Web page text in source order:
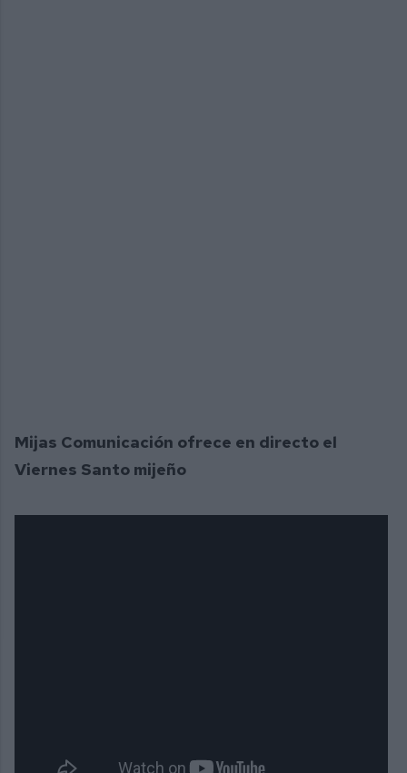
Mijas Comunicación ofrece en directo el
Viernes Santo mijeño